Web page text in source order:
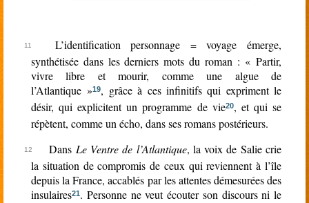
L’identification personnage = voyage émerge,
synthétisée dans les derniers mots du roman : « Partir,
vivre libre et mourir, comme une algue de
l’Atlantique »19, grâce à ces infinitifs qui expriment le
désir, qui explicitent un programme de vie20, et qui se
répètent, comme un écho, dans ses romans postérieurs.
Dans Le Ventre de l’Atlantique, la voix de Salie crie
la situation de compromis de ceux qui reviennent à l’île
depuis la France, accablés par les attentes démesurées des
insulaires21. Personne ne veut écouter son discours ni le